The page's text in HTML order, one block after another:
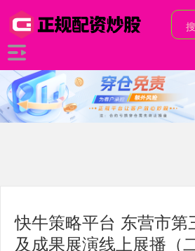
快牛策略平台 东营市第
及成果展演线上展播（